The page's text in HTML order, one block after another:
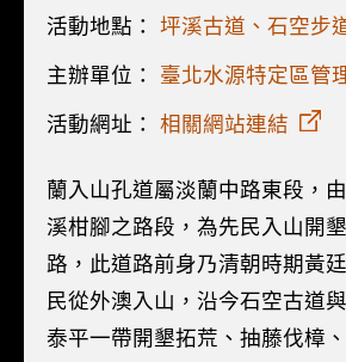
活動地點：坪溪古道、石空步
主辦單位： 臺北水源特定區管
活動網址：相關網站連結
蘭入山孔道屬淡蘭中路東段，
溪柑腳之路段，為先民入山開
路，此道路前身乃清朝時期黃
民從外澳入山，沿今石空古道
泰平一帶開墾拓荒、抽藤伐樟